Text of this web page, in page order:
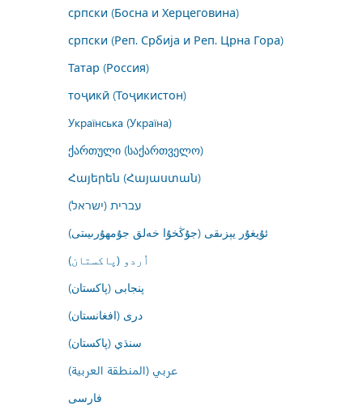
српски (Босна и Херцеговина)
српски (Реп. Србија и Реп. Црна Гора)
Татар (Россия)
тоҷикӣ (Тоҷикистон)
Українська (Україна)
ქართული (საქართველო)
Հայերեն (Հայաստան)
עברית (ישראל)
ئۇيغۇر يېزىقى (جۇڭخۇا خەلق جۇمھۇرىيىتى)
اُردو (پاکستان)
پنجابی (پاکستان)
درى (افغانستان)
سنڌي (پاکستان)
عربي (المنطقة العربية)
فارسى